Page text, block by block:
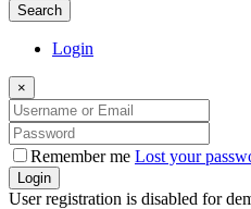
Search
Login
×
Remember me Lost your
Login
User registration is disabled for